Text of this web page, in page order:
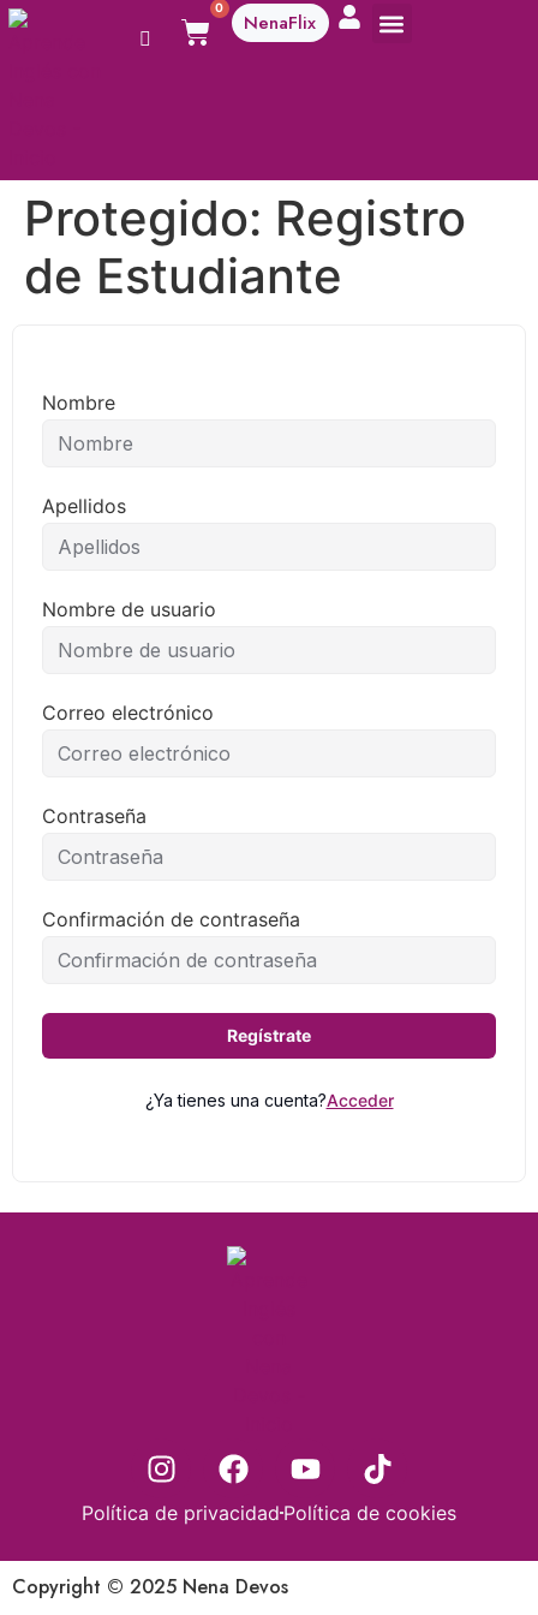
0
NenaFlix
Protegido: Registro
de Estudiante
Nombre
Apellidos
Nombre de usuario
Correo electrónico
Contraseña
Confirmación de contraseña
Regístrate
¿Ya tienes una cuenta?Acceder
Política de privacidad Política de cookies
Copyright © 2025 Nena Devos